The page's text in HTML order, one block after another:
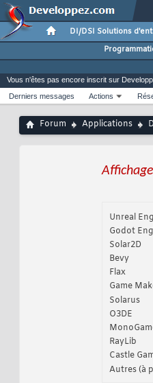
DI/DSI Solutions
Vous n'êtes pas encore inscrit sur
Derniers messages
Actions
Forum Applications
Unreal
Godot
Solar2D
Bevy
Flax
Game
Solarus
O3DE
RayLib
Castle
Autres (à